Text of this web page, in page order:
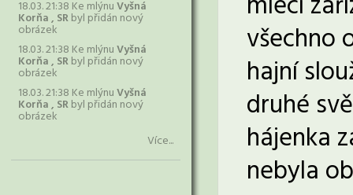
18.03. 21:38 Ke mlýnuVyšná
Korňa , SRbyl přidán nový
obrázek
18.03. 21:38 Ke mlýnuVyšná
Korňa , SRbyl přidán nový
obrázek
18.03. 21:38 Ke mlýnuVyšná
Korňa , SRbyl přidán nový
obrázek
Více...
všechno
hajní
druhé
hájenka
nebyla